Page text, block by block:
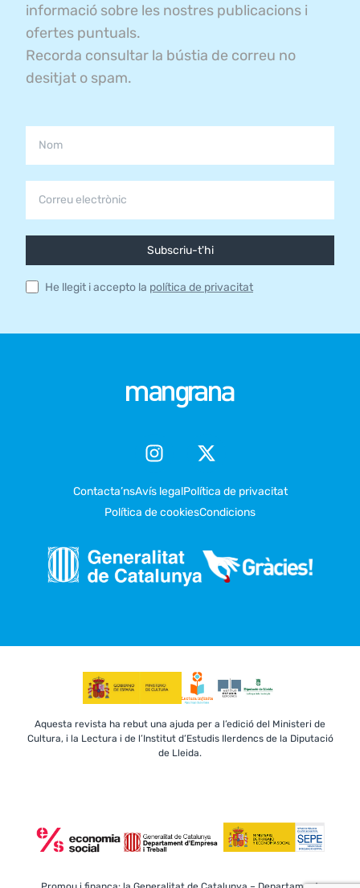
informació sobre les nostres publicacions i
ofertes puntuals.
Recorda consultar la bústia de correu no
desitjat o spam.
Subscriu-t'hi
He llegit i accepto la política de privacitat
Contacta’nsAvís legalPolítica de privacitat
Política de cookiesCondicions
Aquesta revista ha rebut una ajuda per a l’edició del Ministeri de
Cultura, i la Lectura i de l’Institut d’Estudis Ilerdencs de la Diputació
de Lleida.